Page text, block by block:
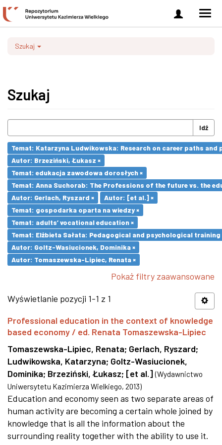
Zaloguj
się
Szukaj
Szukaj
Idź
Temat: Katarzyna Ludwikowska: Research on career paths
Autor: Brzeziński, Łukasz ×
Temat: edukacja zawodowa dorosłych ×
Temat: Anna Suchorab: The Professions of the future vs. the
Autor: Gerlach, Ryszard ×
Autor: [et al.] ×
Temat: gospodarka oparta na wiedzy ×
Temat: adults’ vocational education ×
Temat: Elżbieta Sałata: Pedagogical and psychological
Autor: Goltz-Wasiucionek, Dominika ×
Autor: Tomaszewska-Lipiec, Renata ×
Pokaż filtry zaawansowane
Wyświetlanie pozycji 1-1 z 1
Professional education in the context of knowledge
based economy / ed. Renata Tomaszewska-Lipiec
Tomaszewska-Lipiec, Renata; Gerlach, Ryszard;
Ludwikowska, Katarzyna; Goltz-Wasiucionek,
Dominika; Brzeziński, Łukasz; [et al.] (Wydawnictwo
Uniwersytetu Kazimierza Wielkiego, 2013)
Education and economy seen as two separate areas of
human activity are becoming a certain whole joined by
knowledge that is all the information about the
surrounding reality together with the ability to use it.